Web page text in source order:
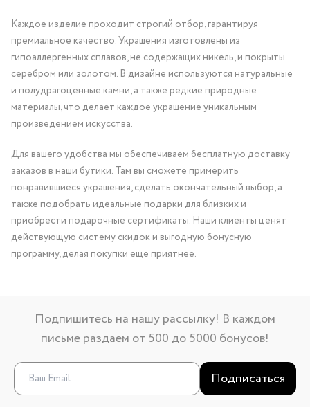
Каждое изделие проходит строгий отбор, гарантируя
премиальное качество. Украшения изготовлены из
гипоаллергенных сплавов, не содержащих никель, и покрыты
серебром или золотом. В дизайне используются натуральные
и полудрагоценные камни, а также редкие природные
материалы, что делает каждое украшение уникальным
произведением искусства.
Для вашего удобства мы обеспечиваем бесплатную доставку
заказов в наши бутики. Там вы сможете примерить
понравившиеся украшения, сделать окончательный выбор, а
также подобрать идеальные подарки для близких и
приобрести подарочные сертификаты. Наши клиенты ценят
действующую систему скидок и выгодную бонусную
программу, делая покупки еще приятнее.
Подпишитесь на нашу рассылку! В каждом
письме раздаем от 500 до 5000 бонусов!
Подписаться